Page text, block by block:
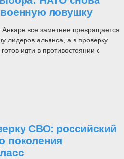
военную ловушку
все заметнее превращается
лидеров альянса, а в проверку
идти в противостоянии с
СВО: российский
поколения